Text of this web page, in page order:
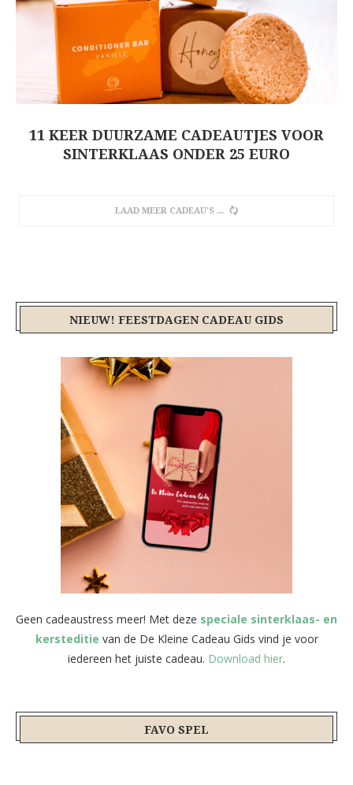
11 KEER DUURZAME CADEAUTJES VOOR
SINTERKLAAS ONDER 25 EURO
AAN MEER CADEAU'S WORDT GEWERKT..
NIEUW! FEESTDAGEN CADEAU GIDS
Geen cadeaustress meer! Met deze speciale sinterklaas- en
kersteditie van de De Kleine Cadeau Gids vind je voor
iedereen het juiste cadeau. Download hier.
FAVO SPEL